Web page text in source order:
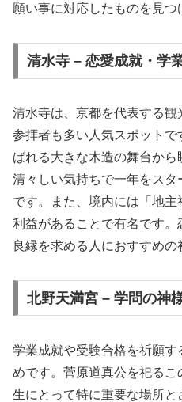
願い事に対応したものを見つ
清水寺 – 恋愛成就・学
清水寺は、京都を代表する
参拝者も多い人気スポット
ばれる大きな木造の舞台か
清々しい気持ちで一年をス
です。また、境内には「地
利益があることで有名です。
良縁を求める人におすすめの
北野天満宮 – 学問の神
学業成就や受験合格を祈願
めです。菅原道真公を祀る
生にとって特に重要な場所